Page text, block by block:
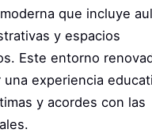
que incluye
y espacios
Este entorno
experiencia
y acordes con las